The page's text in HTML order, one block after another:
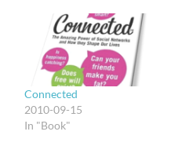
Connected
2010-09-15
In "Book"